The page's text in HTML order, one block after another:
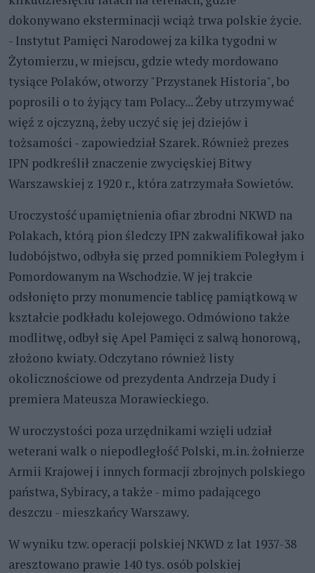
dokonywano eksterminacji wciąż trwa polskie życie.
- Instytut Pamięci Narodowej za kilka tygodni w
Żytomierzu, w miejscu, gdzie wtedy mordowano
tysiące Polaków, otworzy "Przystanek Historia", bo
poprosili o to żyjący tam Polacy... Żeby utrzymywać
więź z ojczyzną, żeby uczyć się jej dziejów i
tożsamości - zapowiedział Szarek. Również prezes
IPN podkreślił znaczenie zwycięskiej Bitwy
Warszawskiej z 1920 r., która zatrzymała Sowietów.
Uroczystość upamiętnienia ofiar zbrodni NKWD na
Polakach, którą pion śledczy IPN zakwalifikował jako
ludobójstwo, odbyła się przed pomnikiem Poległym i
Pomordowanym na Wschodzie. W jej trakcie
odsłonięto przy monumencie tablicę pamiątkową w
kształcie podkładu kolejowego. Odmówiono także
modlitwę, odbył się Apel Pamięci z salwą honorową,
złożono kwiaty. Odczytano również listy
okolicznościowe od prezydenta Andrzeja Dudy i
premiera Mateusza Morawieckiego.
W uroczystości poza urzędnikami wzięli udział
weterani walk o niepodległość Polski, m.in. żołnierze
Armii Krajowej i innych formacji zbrojnych polskiego
państwa, Sybiracy, a także - mimo padającego
deszczu - mieszkańcy Warszawy.
W wyniku tzw. operacji polskiej NKWD z lat 1937-38
aresztowano prawie 140 tys. osób polskiej